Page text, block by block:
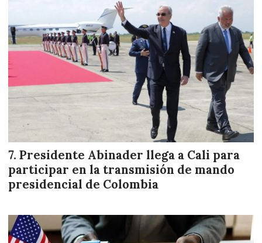
Presidente Abinader llega a Cali para
participar en la transmisión de mando
presidencial de Colombia